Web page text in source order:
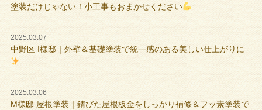
塗装だけじゃない！小工事もおまかせください
2025.03.07
中野区 I様邸｜外壁＆基礎塗装で統一感のある美しい仕上がりに
2025.03.06
M様邸 屋根塗装｜錆びた屋根板金をしっかり補修＆フッ素塗装で